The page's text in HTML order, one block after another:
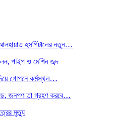
হসপিটালের নতুন…
পাইপ ও মেশিন জব্দ
গোপনে কর্মস্থল…
জনগণ তা গ্রহণ করবে…
মৃত্যু